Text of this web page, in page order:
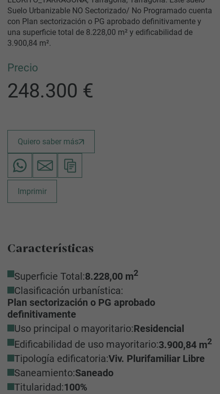
Suelo Urbanizable NO Sectorizado/ No Programado cuenta
con Plan sectorización o PG aprobado definitivamente y
una superficie total de 8.228,00 m² y edificabilidad de
3.900,84 m².
Precio
248.300 €
Quiero saber más
Imprimir
Características
Superficie Total:8.228,00 m2
Clasificación urbanística:
Plan sectorización o PG aprobado
definitivamente
Uso principal o mayoritario:Residencial
Edificabilidad de uso mayoritario:3.900,84 m2
Tipología edificatoria:Viv. Plurifamiliar Libre
Saneamiento:Saneado
Titularidad:100%